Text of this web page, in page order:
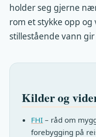
holder seg gjerne
rom et stykke opp
stillestående vann
Kilder og
FHI – råd om
forebygging på